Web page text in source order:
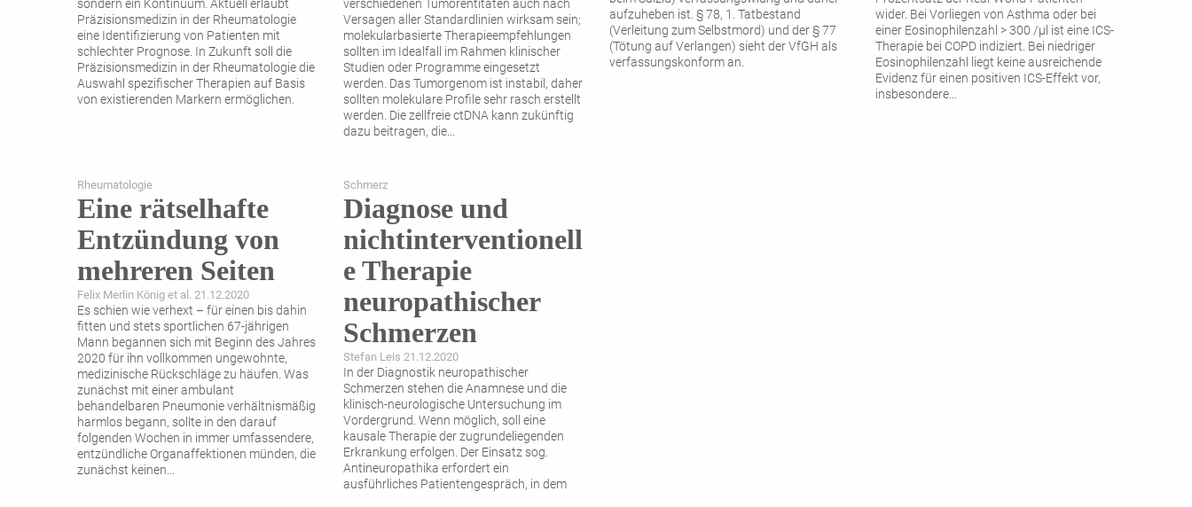
sondern ein Kontinuum. Aktuell erlaubt
Präzisionsmedizin in der Rheumatologie
eine Identifizierung von Patienten mit
schlechter Prognose. In Zukunft soll die
Präzisionsmedizin in der Rheumatologie die
Auswahl spezifischer Therapien auf Basis
von existierenden Markern ermöglichen.
verschiedenen Tumorentitäten auch nach
Versagen aller Standardlinien wirksam sein;
molekularbasierte Therapieempfehlungen
sollten im Idealfall im Rahmen klinischer
Studien oder Programme eingesetzt
werden. Das Tumorgenom ist instabil, daher
sollten molekulare Profile sehr rasch erstellt
werden. Die zellfreie ctDNA kann zukünftig
dazu beitragen, die...
aufzuheben ist. § 78, 1. Tatbestand
(Verleitung zum Selbstmord) und der § 77
(Tötung auf Verlangen) sieht der VfGH als
verfassungskonform an.
wider. Bei Vorliegen von Asthma oder bei
einer Eosinophilenzahl > 300 /µl ist eine ICS-
Therapie bei COPD indiziert. Bei niedriger
Eosinophilenzahl liegt keine ausreichende
Evidenz für einen positiven ICS-Effekt vor,
insbesondere...
Rheumatologie
Eine rätselhafte
Entzündung von
mehreren Seiten
Felix Merlin König et al. 21.12.2020
Es schien wie verhext – für einen bis dahin
fitten und stets sportlichen 67-jährigen
Mann begannen sich mit Beginn des Jahres
2020 für ihn vollkommen ungewohnte,
medizinische Rückschläge zu häufen. Was
zunächst mit einer ambulant
behandelbaren Pneumonie verhältnismäßig
harmlos begann, sollte in den darauf
folgenden Wochen in immer umfassendere,
entzündliche Organaffektionen münden, die
zunächst keinen...
Schmerz
Diagnose und
nichtinterventionell
e Therapie
neuropathischer
Schmerzen
Stefan Leis 21.12.2020
In der Diagnostik neuropathischer
Schmerzen stehen die Anamnese und die
klinisch-neurologische Untersuchung im
Vordergrund. Wenn möglich, soll eine
kausale Therapie der zugrundeliegenden
Erkrankung erfolgen. Der Einsatz sog.
Antineuropathika erfordert ein
ausführliches Patientengespräch, in dem